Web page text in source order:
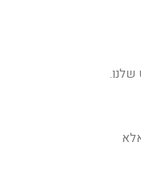
שלנו.